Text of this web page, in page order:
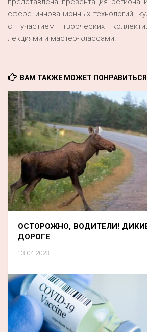
сфере инновационных технологий,
с участием творческих
лекциями и мастер-классами.
ВАМ ТАКЖЕ МОЖЕТ
ОСТОРОЖНО, ВОДИТЕЛИ!
ДОРОГЕ
13.04.2023